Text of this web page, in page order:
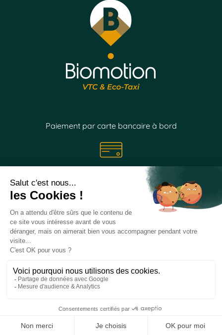
Paiement par carte bancaire à bord
Suivez nos
actualités
sur les réseaux sociaux
Site créé par Biomotion formé par
Coffee Marketing - Agence